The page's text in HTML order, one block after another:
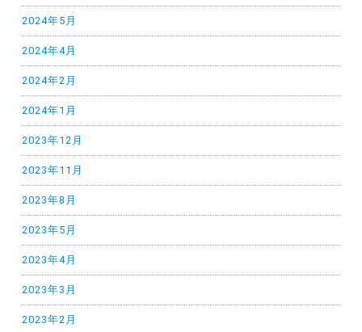
2024年5月
2024年4月
2024年2月
2024年1月
2023年12月
2023年11月
2023年8月
2023年5月
2023年4月
2023年3月
2023年2月